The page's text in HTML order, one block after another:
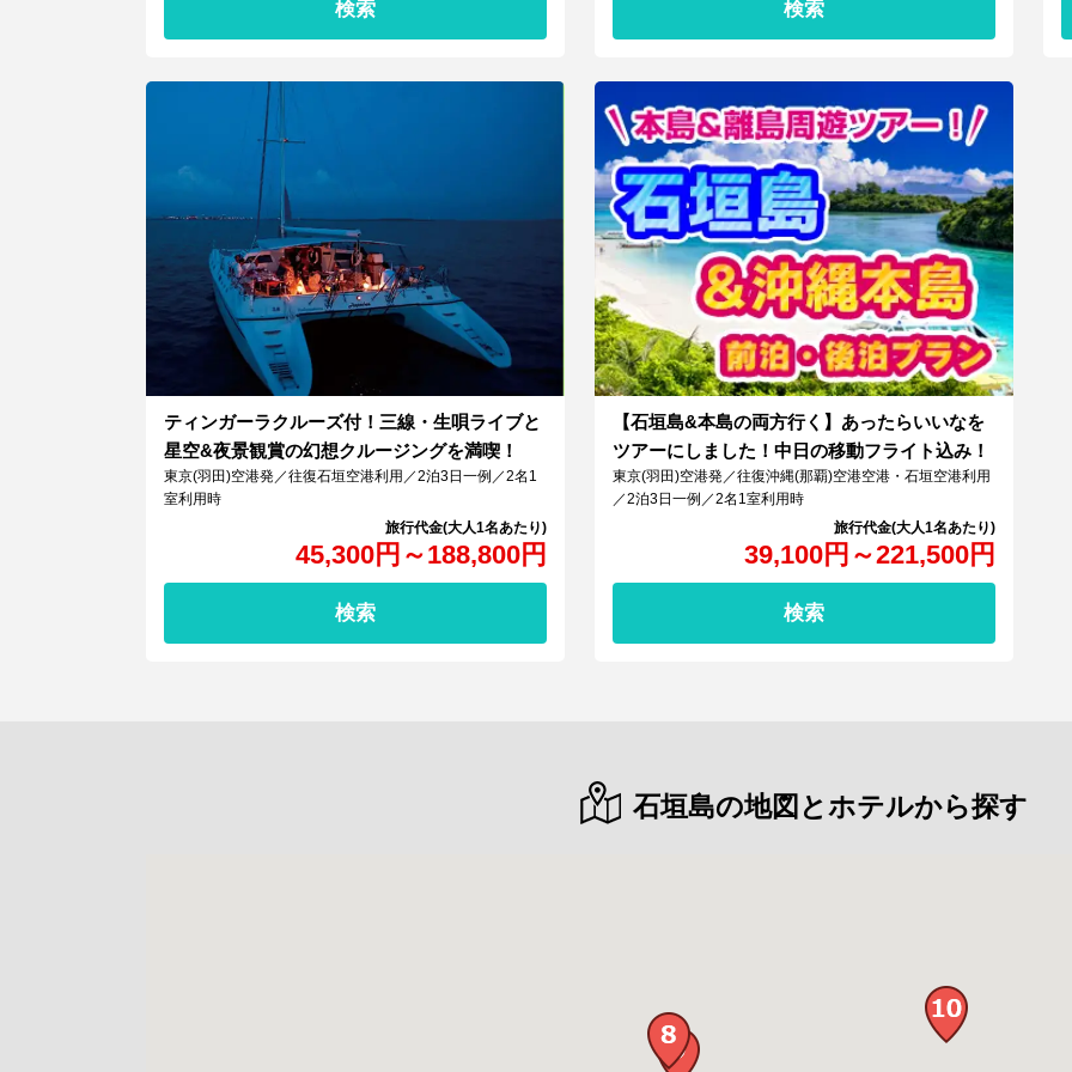
検索 検索
ティンガーラクルーズ付！三線・生唄ライブと
星空&夜景観賞の幻想クルージングを満喫！
45,300円 ～188,800円
東京(羽田)空港発／往復石垣空港利用／2泊3日一例／2名1
室利用時
検索
【石垣島&本島の両方行く】あったらいいなを
ツアーにしました！中日の移動フライト込み！
39,100円 ～221,500円
東京(羽田)空港発／往復沖縄(那覇)空港空港・石垣空港利用
／2泊3日一例／2名1室利用時
検索
石垣島の地図とホテルから探す